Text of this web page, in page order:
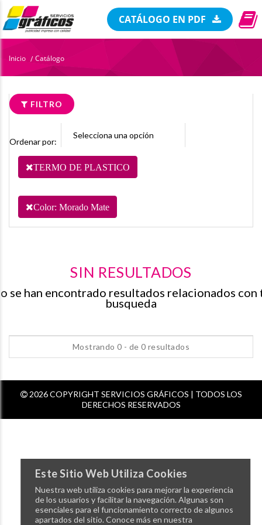
CATÁLOGO EN PDF
Inicio / Catálogo
Este Sitio Web Utiliza Cookies
Nuestra web utiliza cookies para mejorar la experiencia
de los usuarios y facilitar la navegación. Algunas son
esenciales para el funcionamiento correcto de algunos
apartados del sitio. Conoce más en nuestra
FILTRO
Ordenar por:
TERMO DE PLASTICO
Color: Morado Mate
SIN RESULTADOS
se han encontrado resultados relacionados con
busqueda
Mostrando 0 - de 0 resultados
2026 COPYRIGHT SERVICIOS GRÁFICOS | TODOS LOS
DERECHOS RESERVADOS